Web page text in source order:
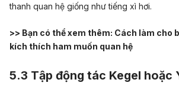
thanh quan hệ giống như tiếng xì hơi.
>> Bạn có thể xem thêm: Cách làm cho
kích thích ham muốn quan hệ
5.3 Tập động tác Kegel hoặc